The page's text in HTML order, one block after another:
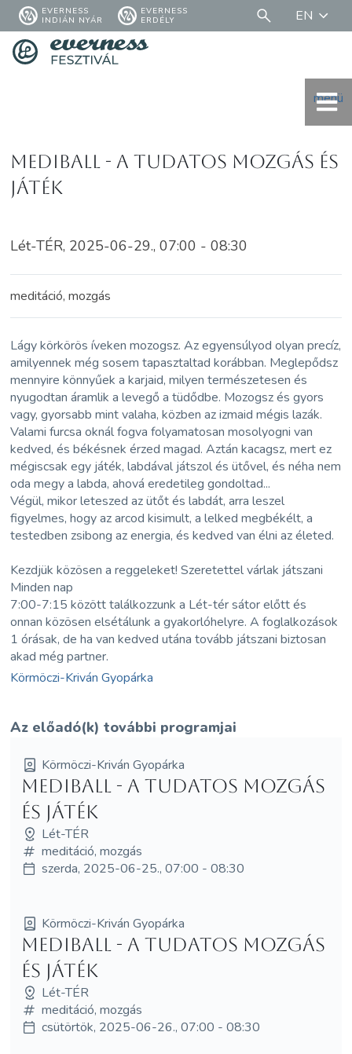
EVERNESS
INDIÁN NYÁR
EVERNESS
ERDÉLY
EN
menü
MediBall - a tudatos mozgás és
játék
Lét-TÉR, 2025-06-29., 07:00 - 08:30
meditáció, mozgás
Lágy körkörös íveken mozogsz. Az egyensúlyod olyan precíz,
amilyennek még sosem tapasztaltad korábban. Meglepődsz
mennyire könnyűek a karjaid, milyen természetesen és
nyugodtan áramlik a levegő a tüdődbe. Mozogsz és gyors
vagy, gyorsabb mint valaha, közben az izmaid mégis lazák.
Valami furcsa oknál fogva folyamatosan mosolyogni van
kedved, és békésnek érzed magad. Aztán kacagsz, mert ez
mégiscsak egy játék, labdával játszol és ütővel, és néha nem
oda megy a labda, ahová eredetileg gondoltad...
Végül, mikor leteszed az ütőt és labdát, arra leszel
figyelmes, hogy az arcod kisimult, a lelked megbékélt, a
testedben zsibong az energia, és kedved van élni az életed.
Kezdjük közösen a reggeleket! Szeretettel várlak játszani
Minden nap
7:00-7:15 között találkozzunk a Lét-tér sátor előtt és
onnan közösen elsétálunk a gyakorlóhelyre. A foglalkozások
1 órásak, de ha van kedved utána tovább játszani biztosan
akad még partner.
Körmöczi-Kriván Gyopárka
Az előadó(k) további programjai
Körmöczi-Kriván Gyopárka
MediBall - a tudatos mozgás
és játék
Lét-TÉR
meditáció, mozgás
szerda, 2025-06-25., 07:00 - 08:30
Körmöczi-Kriván Gyopárka
MediBall - a tudatos mozgás
és játék
Lét-TÉR
meditáció, mozgás
csütörtök, 2025-06-26., 07:00 - 08:30